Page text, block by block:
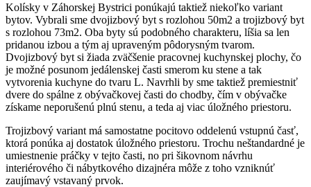
Kolísky v Záhorskej Bystrici ponúkajú taktiež niekoľko variant
bytov. Vybrali sme dvojizbový byt s rozlohou 50m2 a trojizbový byt
s rozlohou 73m2. Oba byty sú podobného charakteru, líšia sa len
pridanou izbou a tým aj upraveným pôdorysným tvarom.
Dvojizbový byt si žiada zväčšenie pracovnej kuchynskej plochy, čo
je možné posunom jedálenskej časti smerom ku stene a tak
vytvorenia kuchyne do tvaru L. Navrhli by sme taktiež premiestniť
dvere do spálne z obývačkovej časti do chodby, čím v obývačke
získame neporušenú plnú stenu, a teda aj viac úložného priestoru.
Trojizbový variant má samostatne pocitovo oddelenú vstupnú časť,
ktorá ponúka aj dostatok úložného priestoru. Trochu neštandardné je
umiestnenie práčky v tejto časti, no pri šikovnom návrhu
interiérového či nábytkového dizajnéra môže z toho vzniknúť
zaujímavý vstavaný prvok.